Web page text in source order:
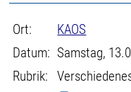
Ort:
KAOS
Datum: Samstag,
Rubrik: